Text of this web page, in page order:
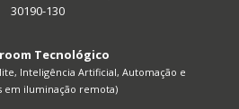
30190-130
Tecnológico
Inteligência Artificial, Automação e
em iluminação remota)